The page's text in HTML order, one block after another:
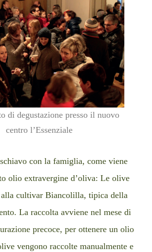
di degustazione presso il nuovo
centro l’Essenziale
con la famiglia, come viene
olio extravergine d’oliva: Le olive
alla cultivar Biancolilla, tipica della
La raccolta avviene nel mese di
precoce, per ottenere un olio
vengono raccolte manualmente e